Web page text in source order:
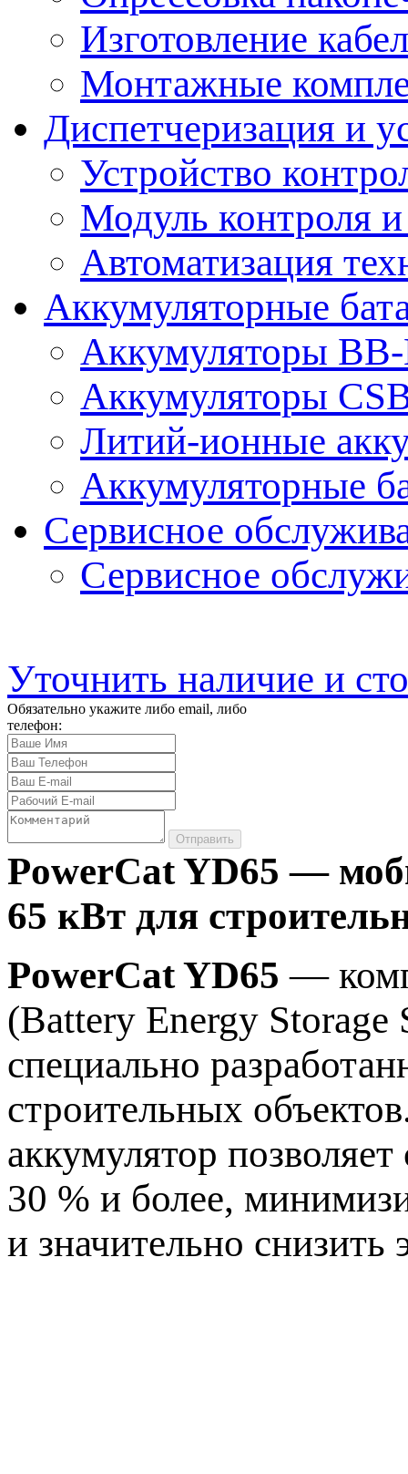
Изготовление
Монтажные
Диспетчеризация и
Устройство
Модуль контроля
Автоматизация
Аккумуляторные
Аккумуляторы
Аккумуляторы
Литий-ионные
Аккумуляторные
Сервисное
Сервисное
Уточнить наличие и
Обязательно укажите либо email, либо
телефон:
Отправить
PowerCat YD65 —
65 кВт для
PowerCat YD65 —
(Battery Energy Storage
специально
строительных
аккумулятор
30 % и более,
и значительно снизить